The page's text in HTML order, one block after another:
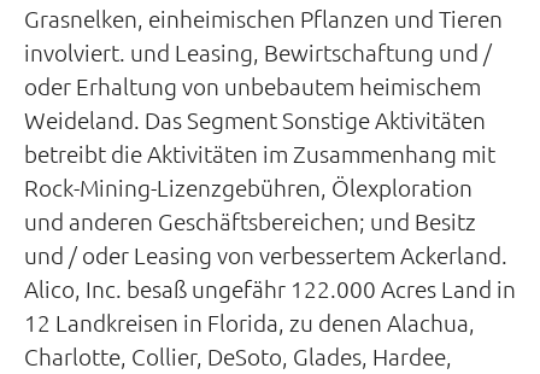
Grasnelken, einheimischen Pflanzen und Tieren
involviert. und Leasing, Bewirtschaftung und /
oder Erhaltung von unbebautem heimischem
Weideland. Das Segment Sonstige Aktivitäten
betreibt die Aktivitäten im Zusammenhang mit
Rock-Mining-Lizenzgebühren, Ölexploration
und anderen Geschäftsbereichen; und Besitz
und / oder Leasing von verbessertem Ackerland.
Alico, Inc. besaß ungefähr 122.000 Acres Land in
12 Landkreisen in Florida, zu denen Alachua,
Charlotte, Collier, DeSoto, Glades, Hardee,